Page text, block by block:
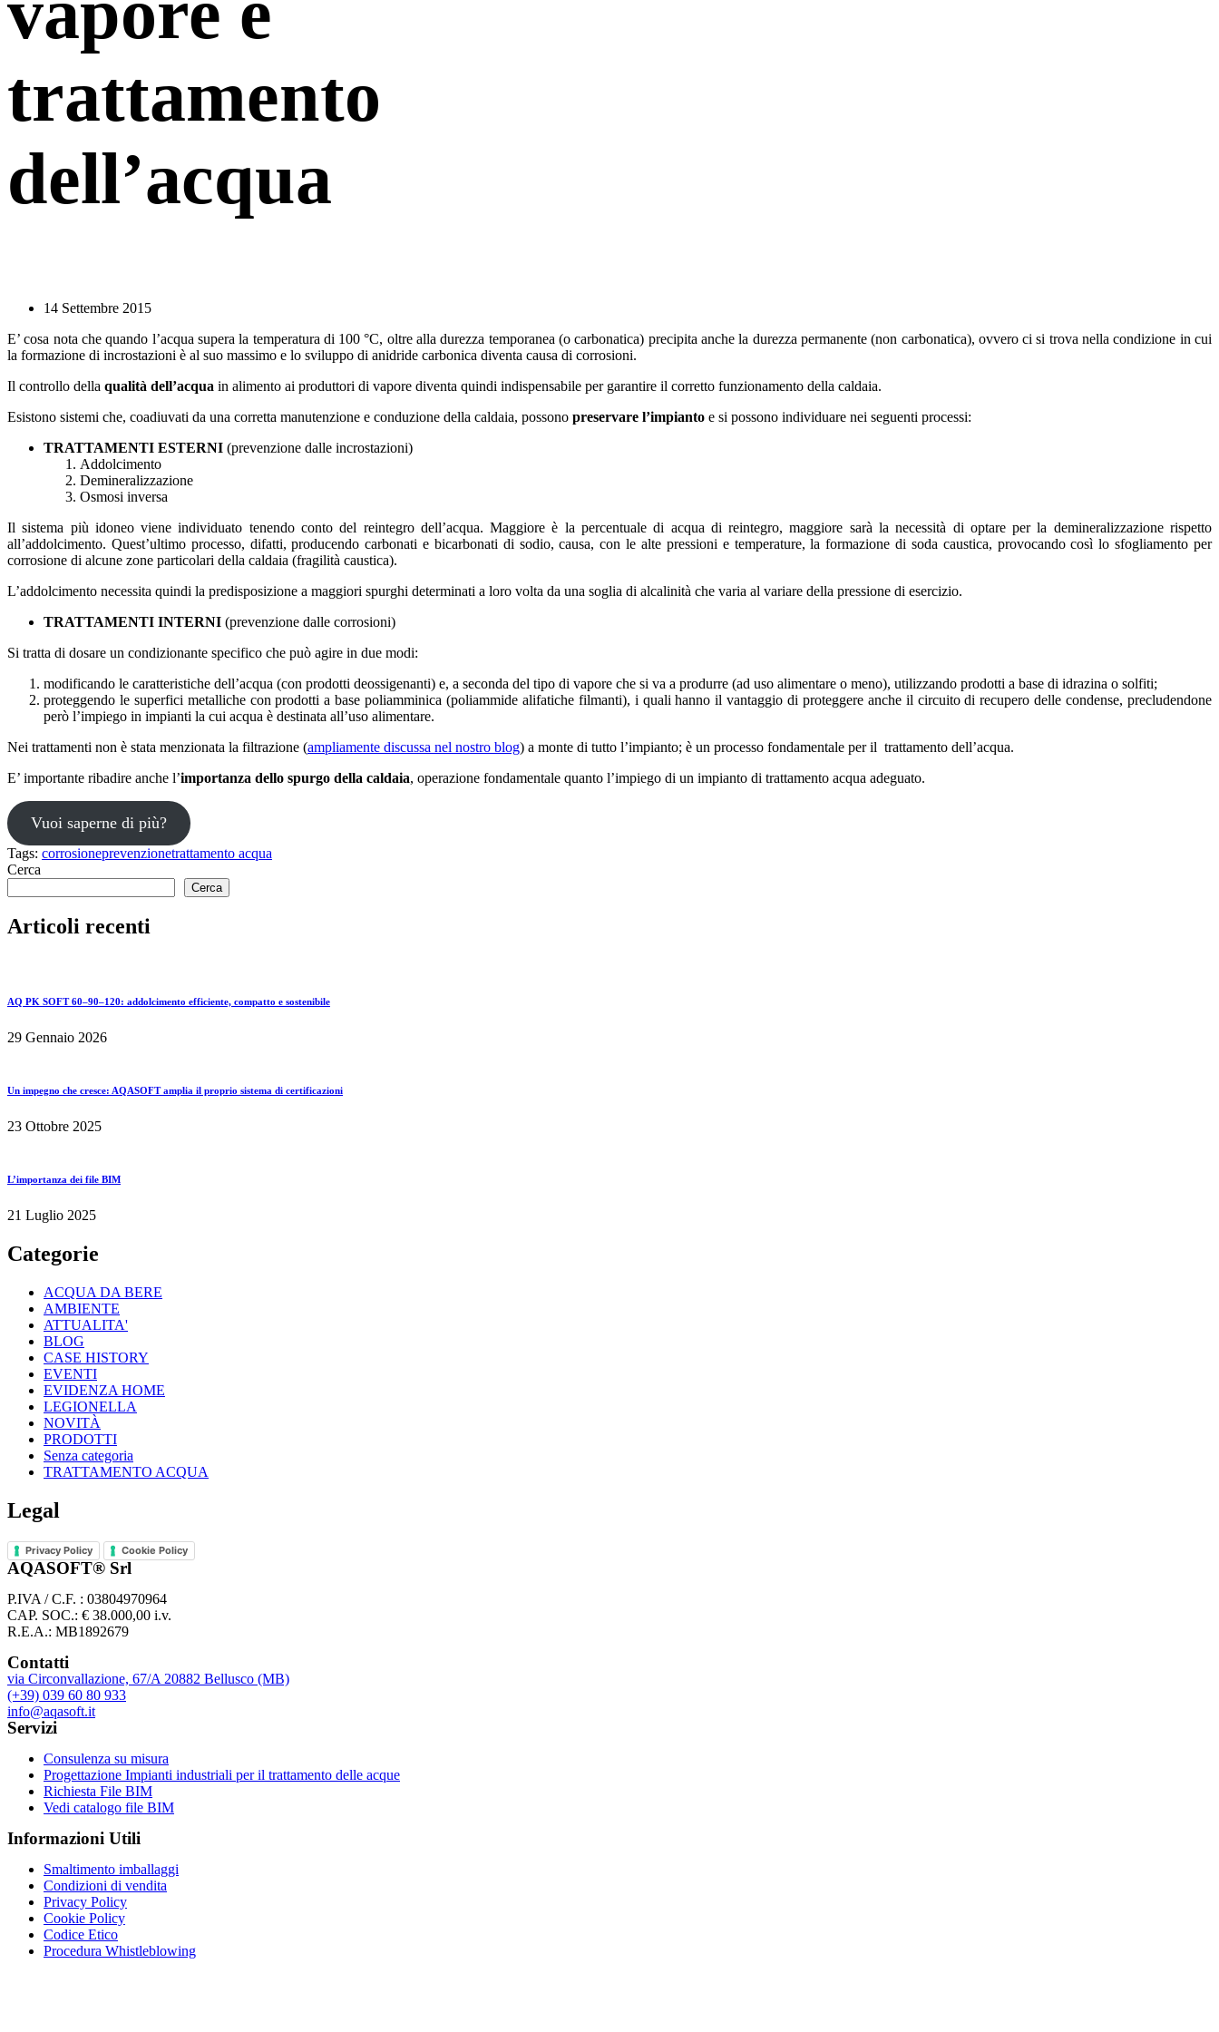
trattamento
dell’acqua
14 Settembre 2015
E’ cosa nota che quando l’acqua supera la temperatura di 100 °C, oltre alla durezza temporanea (o carbonatica) precipita anche la durezza permanente (non carbonatica), ovvero ci si trova nella condizione in cui
la formazione di incrostazioni è al suo massimo e lo sviluppo di anidride carbonica diventa causa di corrosioni.
Il controllo della qualità dell’acqua in alimento ai produttori di vapore diventa quindi indispensabile per garantire il corretto funzionamento della caldaia.
Esistono sistemi che, coadiuvati da una corretta manutenzione e conduzione della caldaia, possono preservare l’impianto e si possono individuare nei seguenti processi:
TRATTAMENTI ESTERNI (prevenzione dalle incrostazioni)
Addolcimento
Demineralizzazione
Osmosi inversa
Il sistema più idoneo viene individuato tenendo conto del reintegro dell’acqua. Maggiore è la percentuale di acqua di reintegro, maggiore sarà la necessità di optare per la demineralizzazione rispetto
all’addolcimento. Quest’ultimo processo, difatti, producendo carbonati e bicarbonati di sodio, causa, con le alte pressioni e temperature, la formazione di soda caustica, provocando così lo sfogliamento per
corrosione di alcune zone particolari della caldaia (fragilità caustica).
L’addolcimento necessita quindi la predisposizione a maggiori spurghi determinati a loro volta da una soglia di alcalinità che varia al variare della pressione di esercizio.
TRATTAMENTI INTERNI (prevenzione dalle corrosioni)
Si tratta di dosare un condizionante specifico che può agire in due modi:
modificando le caratteristiche dell’acqua (con prodotti deossigenanti) e, a seconda del tipo di vapore che si va a produrre (ad uso alimentare o meno), utilizzando prodotti a base di idrazina o solfiti;
proteggendo le superfici metalliche con prodotti a base poliamminica (poliammide alifatiche filmanti), i quali hanno il vantaggio di proteggere anche il circuito di recupero delle condense, precludendone
però l’impiego in impianti la cui acqua è destinata all’uso alimentare.
Nei trattamenti non è stata menzionata la filtrazione (ampliamente discussa nel nostro blog) a monte di tutto l’impianto; è un processo fondamentale per il trattamento dell’acqua.
E’ importante ribadire anche l’importanza dello spurgo della caldaia, operazione fondamentale quanto l’impiego di un impianto di trattamento acqua adeguato.
Vuoi saperne di più?
Tags: corrosioneprevenzionetrattamento acqua
Cerca
Cerca
Articoli recenti
AQ PK SOFT 60–90–120: addolcimento efficiente, compatto e sostenibile
29 Gennaio 2026
Un impegno che cresce: AQASOFT amplia il proprio sistema di certificazioni
23 Ottobre 2025
L’importanza dei file BIM
21 Luglio 2025
Categorie
ACQUA DA BERE
AMBIENTE
ATTUALITA'
BLOG
CASE HISTORY
EVENTI
EVIDENZA HOME
LEGIONELLA
NOVITÀ
PRODOTTI
Senza categoria
TRATTAMENTO ACQUA
Legal
Privacy Policy Cookie Policy
AQASOFT® Srl
P.IVA / C.F. : 03804970964
CAP. SOC.: € 38.000,00 i.v.
R.E.A.: MB1892679
Contatti
via Circonvallazione, 67/A 20882 Bellusco (MB)
(+39) 039 60 80 933
info@aqasoft.it
Servizi
Consulenza su misura
Progettazione Impianti industriali per il trattamento delle acque
Richiesta File BIM
Vedi catalogo file BIM
Informazioni Utili
Smaltimento imballaggi
Condizioni di vendita
Privacy Policy
Cookie Policy
Codice Etico
Procedura Whistleblowing